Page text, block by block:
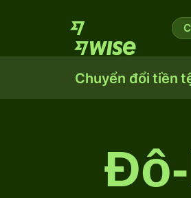
Chuyển đổi tiền